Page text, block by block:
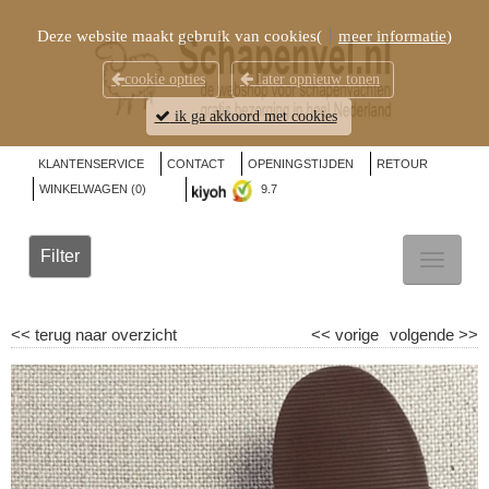
KLANTENSERVICE CONTACT OPENINGSTIJDEN
RETOUR
WINKELWAGEN (0) 9.7
Filter
<< terug naar overzicht volgende >>
<< vorige
Deze website maakt gebruik van cookies( meer informatie)
cookie opties later opnieuw tonen
ik ga akkoord met cookies